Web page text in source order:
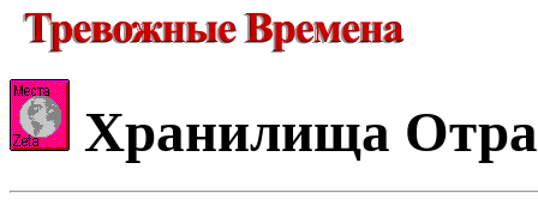
Хранилища